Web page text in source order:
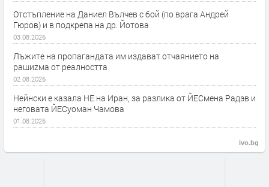
Отстъпление на Даниел Вълчев с бой (по врага Андрей
Гюров) и в подкрепа на др. Йотова
03.08.2026
Лъжите на пропагандата им издават отчаянието на
рашиzма от реалността
02.08.2026
Нейнски е казала НЕ на Иран, за разлика от ЙЕСмена Радэв и
неговата ЙЕСуоман Чамова
01.08.2026
ivo.bg